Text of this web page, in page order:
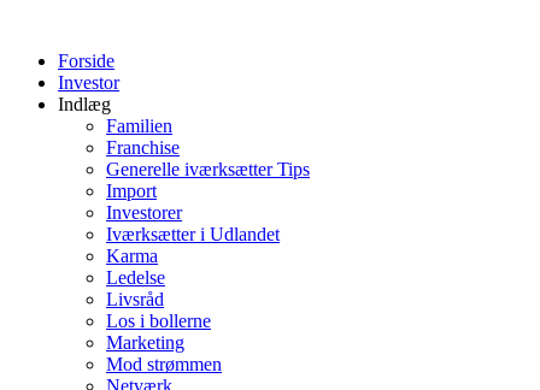
indholdForside
Investor
Indlæg
Familien
Franchise
Generelle iværksætter Tips
Import
Investorer
Iværksætter i Udlandet
Karma
Ledelse
Livsråd
Los i bollerne
Marketing
Mod strømmen
Netværk